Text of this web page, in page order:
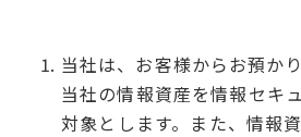
当社は、お客様からお預か
当社の情報資産を情報セキ
対象とします。また、情報